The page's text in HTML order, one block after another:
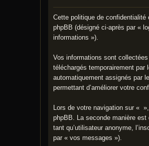
Cette politique de
phpBB (désigné ci-après par «
informations »).
Vos informations sont
téléchargés temporairement par
automatiquement assignés par
permettant d’améliorer votre
Lors de votre navigation sur «
phpBB. La seconde manière
tant qu’utilisateur anonyme,
par « vos messages »).